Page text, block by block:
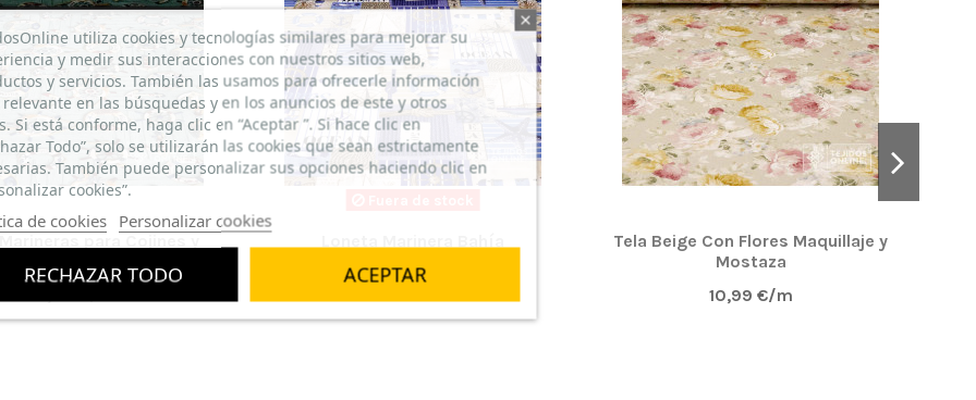
del envio increible
para las cortinas de un mueble bajo de madera y ha quedado muy bonito con un aire rústico.
gracias.
3,50 €/m
Tela Beige Con Flores Maquillaje y
Mostaza
10,99 €/m
utiliza cookies y tecnologías similares para mejorar su
y medir sus interacciones con nuestros sitios web,
y servicios. También las usamos para ofrecerle información
relevante en las búsquedas y en los anuncios de este y otros
Si está conforme, haga clic en “Aceptar ”. Si hace clic en
Todo”, solo se utilizarán las cookies que sean estrictamente
También puede personalizar sus opciones haciendo clic en
cookies”.
de cookies Personalizar cookies
RECHAZAR TODO ACEPTAR